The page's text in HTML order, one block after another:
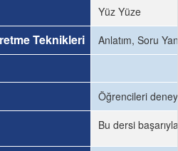
Yüz Yüze
Teknikleri Anlatım, Soru
Öğrencileri
Bu dersi